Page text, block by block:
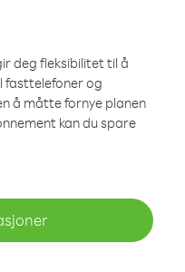
deg fleksibilitet til å
fasttelefoner og
å måtte fornye planen
kan du spare